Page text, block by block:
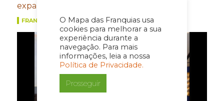
O Mapa das Franquias usa
cookies para melhorar a sua
experiência durante a
navegação. Para mais
informações, leia a nossa
Política de Privacidade.
Prosseguir
expansão na América Central
FRANQUIAS